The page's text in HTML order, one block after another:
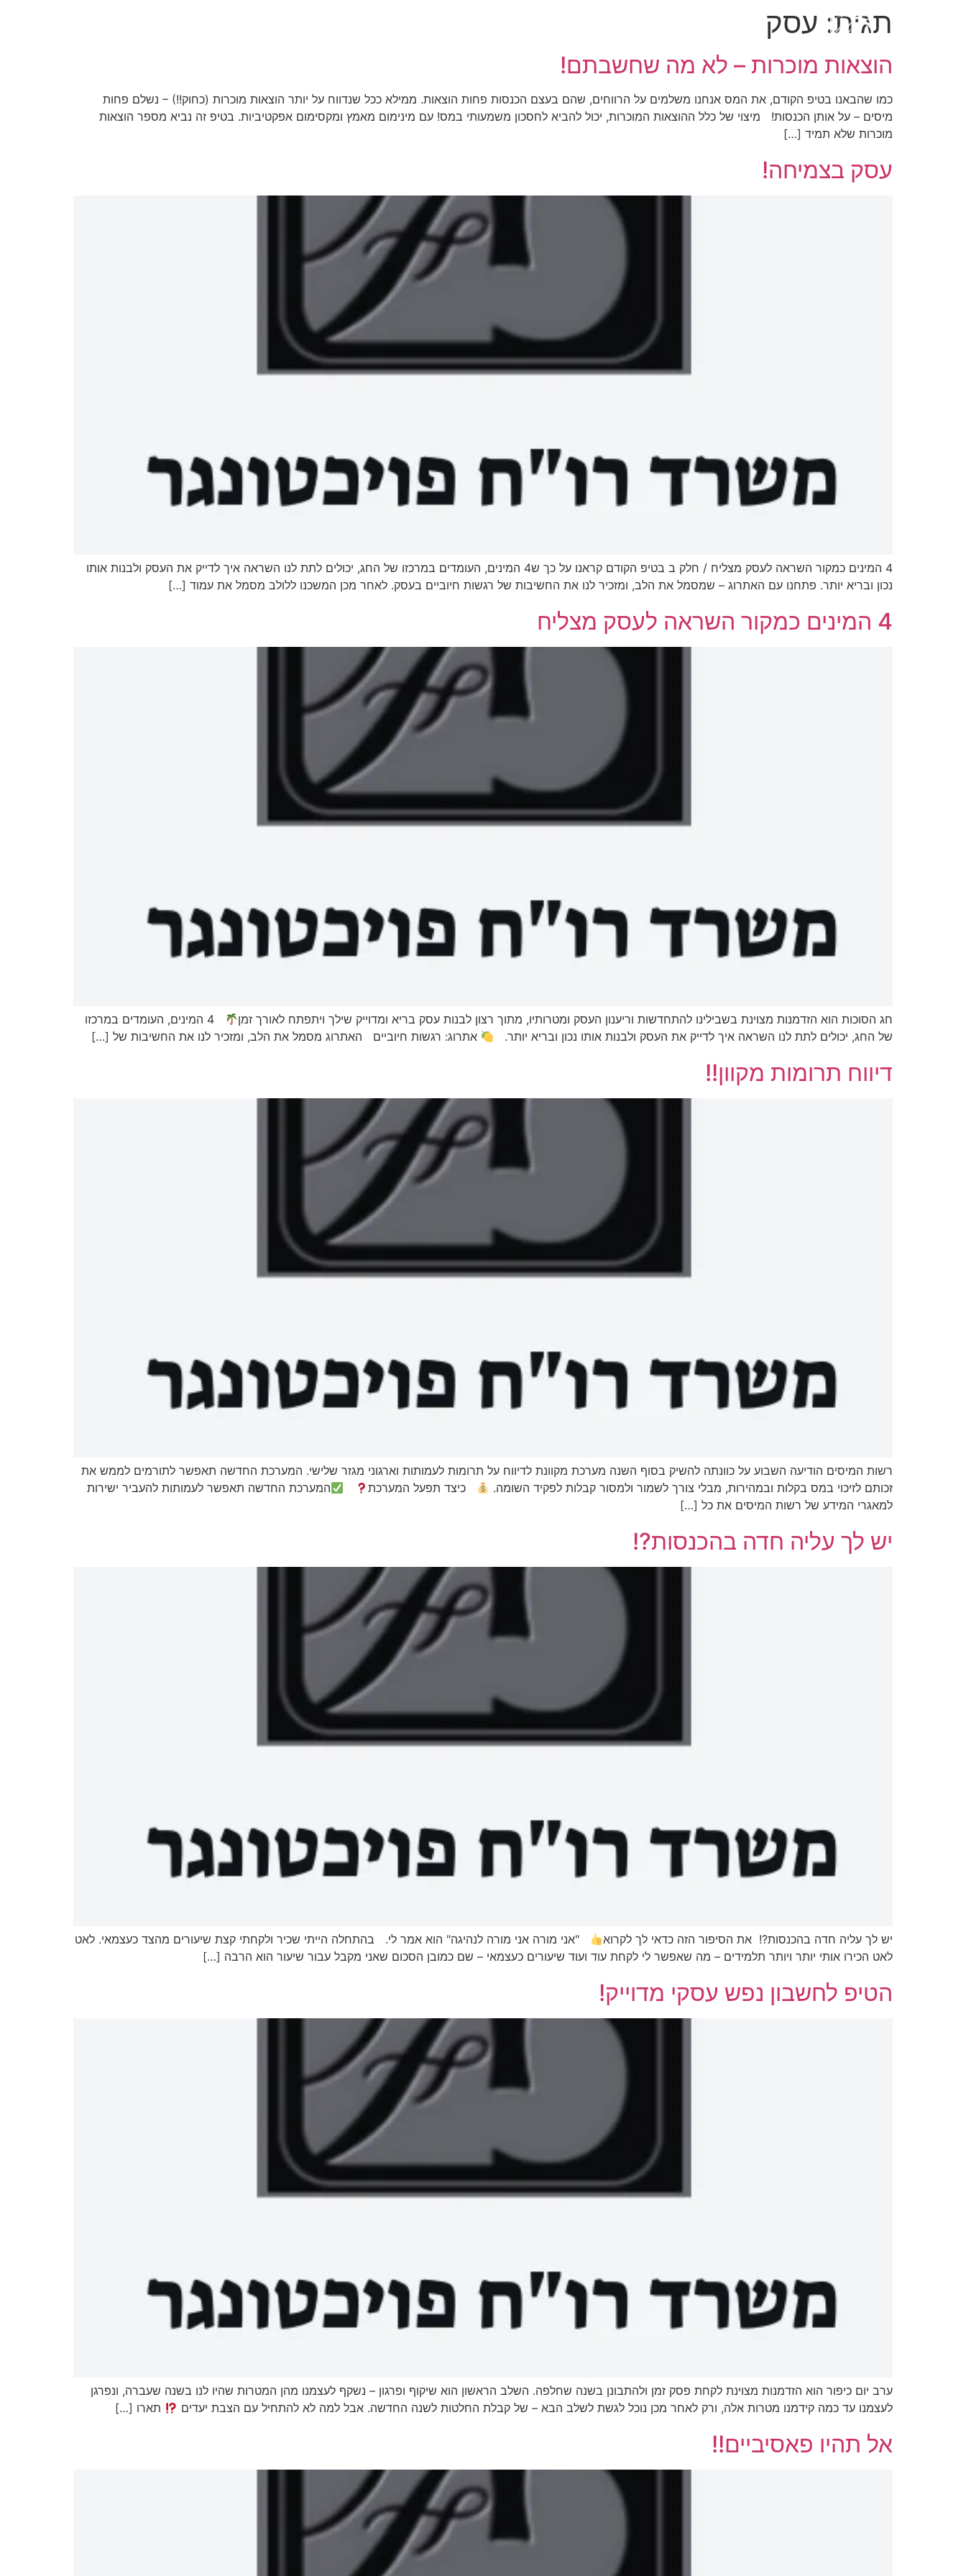
תגית: עסק
הוצאות מוכרות – לא מה שחשבתם!
כמו שהבאנו בטיפ הקודם, את המס אנחנו משלמים על הרווחים, שהם בעצם הכנסות פחות הוצאות. ממילא ככל שנדווח על יותר הוצאות מוכרות (כחוק!!) – נשלם פחות
מיסים – על אותן הכנסות! מיצוי של כלל ההוצאות המוכרות, יכול להביא לחסכון משמעותי במס! עם מינימום מאמץ ומקסימום אפקטיביות. בטיפ זה נביא מספר הוצאות
מוכרות שלא תמיד […]
עסק בצמיחה!
4 המינים כמקור השראה לעסק מצליח / חלק ב בטיפ הקודם קראנו על כך ש4 המינים, העומדים במרכזו של החג, יכולים לתת לנו השראה איך לדייק את העסק ולבנות אותו
נכון ובריא יותר. פתחנו עם האתרוג – שמסמל את הלב, ומזכיר לנו את החשיבות של רגשות חיוביים בעסק. לאחר מכן המשכנו ללולב מסמל את עמוד […]
4 המינים כמקור השראה לעסק מצליח
חג הסוכות הוא הזדמנות מצוינת בשבילינו להתחדשות וריענון העסק ומטרותיו, מתוך רצון לבנות עסק בריא ומדוייק שילך ויתפתח לאורך זמן
4 המינים, העומדים במרכזו
של החג, יכולים לתת לנו השראה איך לדייק את העסק ולבנות אותו נכון ובריא יותר.
אתרוג: רגשות חיוביים האתרוג מסמל את הלב, ומזכיר לנו את החשיבות של […]
דיווח תרומות מקוון!!
רשות המיסים הודיעה השבוע על כוונתה להשיק בסוף השנה מערכת מקוונת לדיווח על תרומות לעמותות וארגוני מגזר שלישי. המערכת החדשה תאפשר לתורמים לממש את
זכותם לזיכוי במס בקלות ובמהירות, מבלי צורך לשמור ולמסור קבלות לפקיד השומה.
כיצד תפעל המערכת
המערכת החדשה תאפשר לעמותות להעביר ישירות
למאגרי המידע של רשות המיסים את כל […]
יש לך עליה חדה בהכנסות?!
יש לך עליה חדה בהכנסות?! את הסיפור הזה כדאי לך לקרוא
"אני מורה אני מורה לנהיגה" הוא אמר לי. בהתחלה הייתי שכיר ולקחתי קצת שיעורים מהצד כעצמאי. לאט
לאט הכירו אותי יותר ויותר תלמידים – מה שאפשר לי לקחת עוד ועוד שיעורים כעצמאי – שם כמובן הסכום שאני מקבל עבור שיעור הוא הרבה […]
הטיפ לחשבון נפש עסקי מדוייק!
ערב יום כיפור הוא הזדמנות מצוינת לקחת פסק זמן ולהתבונן בשנה שחלפה. השלב הראשון הוא שיקוף ופרגון – נשקף לעצמנו מהן המטרות שהיו לנו בשנה שעברה, ונפרגן
לעצמנו עד כמה קידמנו מטרות אלה, ורק לאחר מכן נוכל לגשת לשלב הבא – של קבלת החלטות לשנה החדשה. אבל למה לא להתחיל עם הצבת יעדים
תארו […]
אל תהיו פאסיביים!!